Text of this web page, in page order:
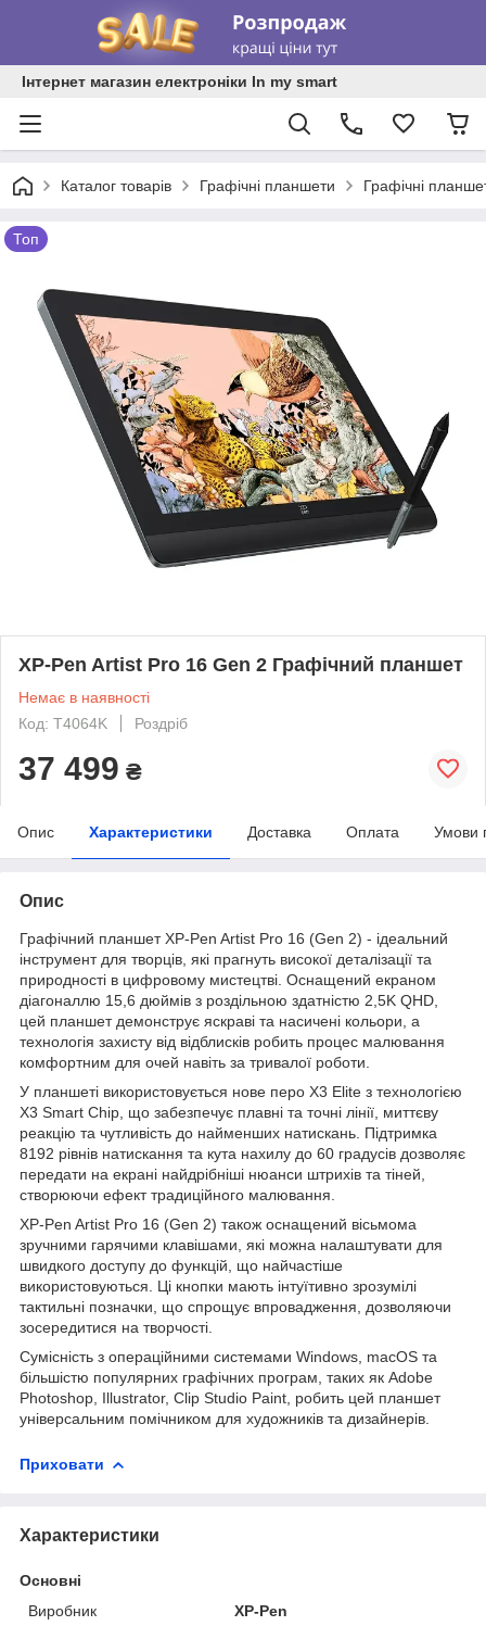
Інтернет магазин електроніки In my smart
Каталог товарів Графічні планшети Графічні
Топ
XP-Pen Artist Pro 16 Gen 2 Графічний планшет
Немає в наявності
Код: T4064K
Роздріб
37 499 ₴
Опис Характеристики Доставка Оплата Умови
Опис
Графічний планшет XP-Pen Artist Pro 16 (Gen 2) - ідеальний
інструмент для творців, які прагнуть високої деталізації та
природності в цифровому мистецтві. Оснащений екраном
діагоналлю 15,6 дюймів з роздільною здатністю 2,5K QHD,
цей планшет демонструє яскраві та насичені кольори, а
технологія захисту від відблисків робить процес малювання
комфортним для очей навіть за тривалої роботи.
У планшеті використовується нове перо X3 Elite з технологією
X3 Smart Chip, що забезпечує плавні та точні лінії, миттєву
реакцію та чутливість до найменших натискань. Підтримка
8192 рівнів натискання та кута нахилу до 60 градусів дозволяє
передати на екрані найдрібніші нюанси штрихів та тіней,
створюючи ефект традиційного малювання.
XP-Pen Artist Pro 16 (Gen 2) також оснащений вісьмома
зручними гарячими клавішами, які можна налаштувати для
швидкого доступу до функцій, що найчастіше
використовуються. Ці кнопки мають інтуїтивно зрозумілі
тактильні позначки, що спрощує впровадження, дозволяючи
зосередитися на творчості.
Сумісність з операційними системами Windows, macOS та
більшістю популярних графічних програм, таких як Adobe
Photoshop, Illustrator, Clip Studio Paint, робить цей планшет
універсальним помічником для художників та дизайнерів.
Приховати
Характеристики
Основні
Виробник
XP-Pen